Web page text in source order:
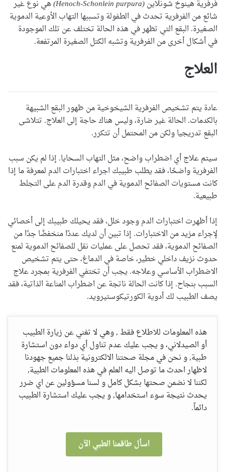
فرفرية هينوخ شونلاين(Henoch-Schonlein purpura)
هي نوع غير
شائع من الفرفرية تحدث في الطفولة وتسببها التهاب الأوعية الدموية
الصغيرة. البقع التي تظهر في هذه الحالة تختلف عن تلك الموجودة
في أشكال أخرى من الفرفرية وتشبه الكتل الصغيرة المرتفعة.
العلاج
عادة يتم تشخيص الفرفرية الشيخوخية من ظهور البقع الشبيهة
بالكدمات. الحالة غير ضارة، وليس هناك حاجة إلى العلاج. تتلاشى
البقع تدريجيا ولكن من المحتمل أن تتكرر.
سيتم علاج أي اضطراب واضح، مثل التهاب السحايا. إذا لم يكن سبب
الفرفرية واضحًا، فقد يطلب طبيبك اجراء اختبارات الدم لمعرفة ما إذا
كانت مستويات الصفائح الدموية في الدم وقدرة الدم على التجلط
طبيعية.
إذا أظهرت اختبارات الدم وجود خلل، فقد يحيلك طبيبك إلى أخصائي
لإجراء مزيد من الاختبارات. إذا تبين أن لديك عددًا منخفضًا جدًا من
الصفائح الدموية، فقد تحصل على عمليات نقل للصفائح الدموية لمنع
حدوث نزيف داخلي خطير، خاصة في الدماغ، حتى يتم تشخيص
الاضطراب الأساسي وعلاجه. يجب أن تختفي الفرفرية بمجرد علاج
السبب بنجاح. إذا كانت الحالة ناتجة عن اضطراب المناعة الذاتية، فقد
يصف الطبيب لك أدوية الكورتيكوستيرويد.
هذه المعلومات للاطلاع فقط , وهي لا تغني عن زيارة الطبيب
أو الصيدلاني، و يجب عليك عدم تناول أي دواء دون استشارة
طبية, و نحن في مجلة صحتنا الالكترونية بذلنا جميع جهودنا
لاظهار احدث ما توصل اليه العلم في هذه المعلومات الطبية,
لكننا لا نضمن صحتها بشكل كامل و لسنا مسؤولين عن اي ضرر
يحدث نتيجة سوء استخدامها, و يجب عليك استشارة الطبيب
دائماً.
اسأل طاقمنا الطبي الآن